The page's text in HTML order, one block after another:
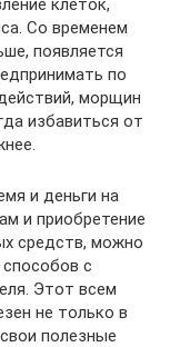
Со временем
появляется
по
морщин
избавиться от
и деньги на
и приобретение
средств, можно
с
Этот всем
не только в
полезные